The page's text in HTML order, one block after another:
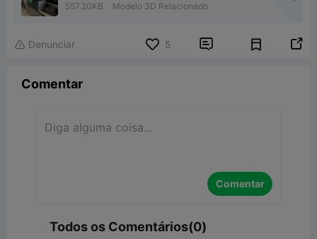
557.20KB Modelo 3D Relacionado
 Denunciar 5  
Comentar
Comentar
Todos os Comentários(0)